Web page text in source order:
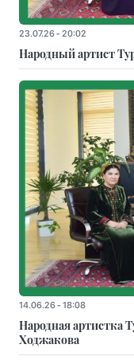
23.07.26 - 20:02
Народный артист
14.06.26 - 18:08
Народная артистка
Ходжакова